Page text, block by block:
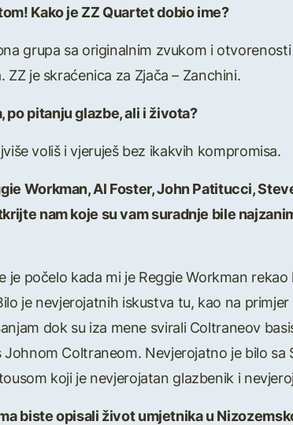
Kako je ZZ Quartet dobio ime?
grupa sa originalnim zvukom i
je skraćenica za Zjača – Zanchini.
pitanju glazbe, ali i života?
voliš i vjeruješ bez ikakvih kompromisa.
Workman, Al Foster, John Patitucci,
nam koje su vam suradnje bile
je počelo kada mi je Reggie Workman
je nevjerojatnih iskustva tu, kao na
dok su iza mene svirali Coltraneov
Coltraneom. Nevjerojatno je bilo
koji je nevjerojatan glazbenik i
biste opisali život umjetnika u